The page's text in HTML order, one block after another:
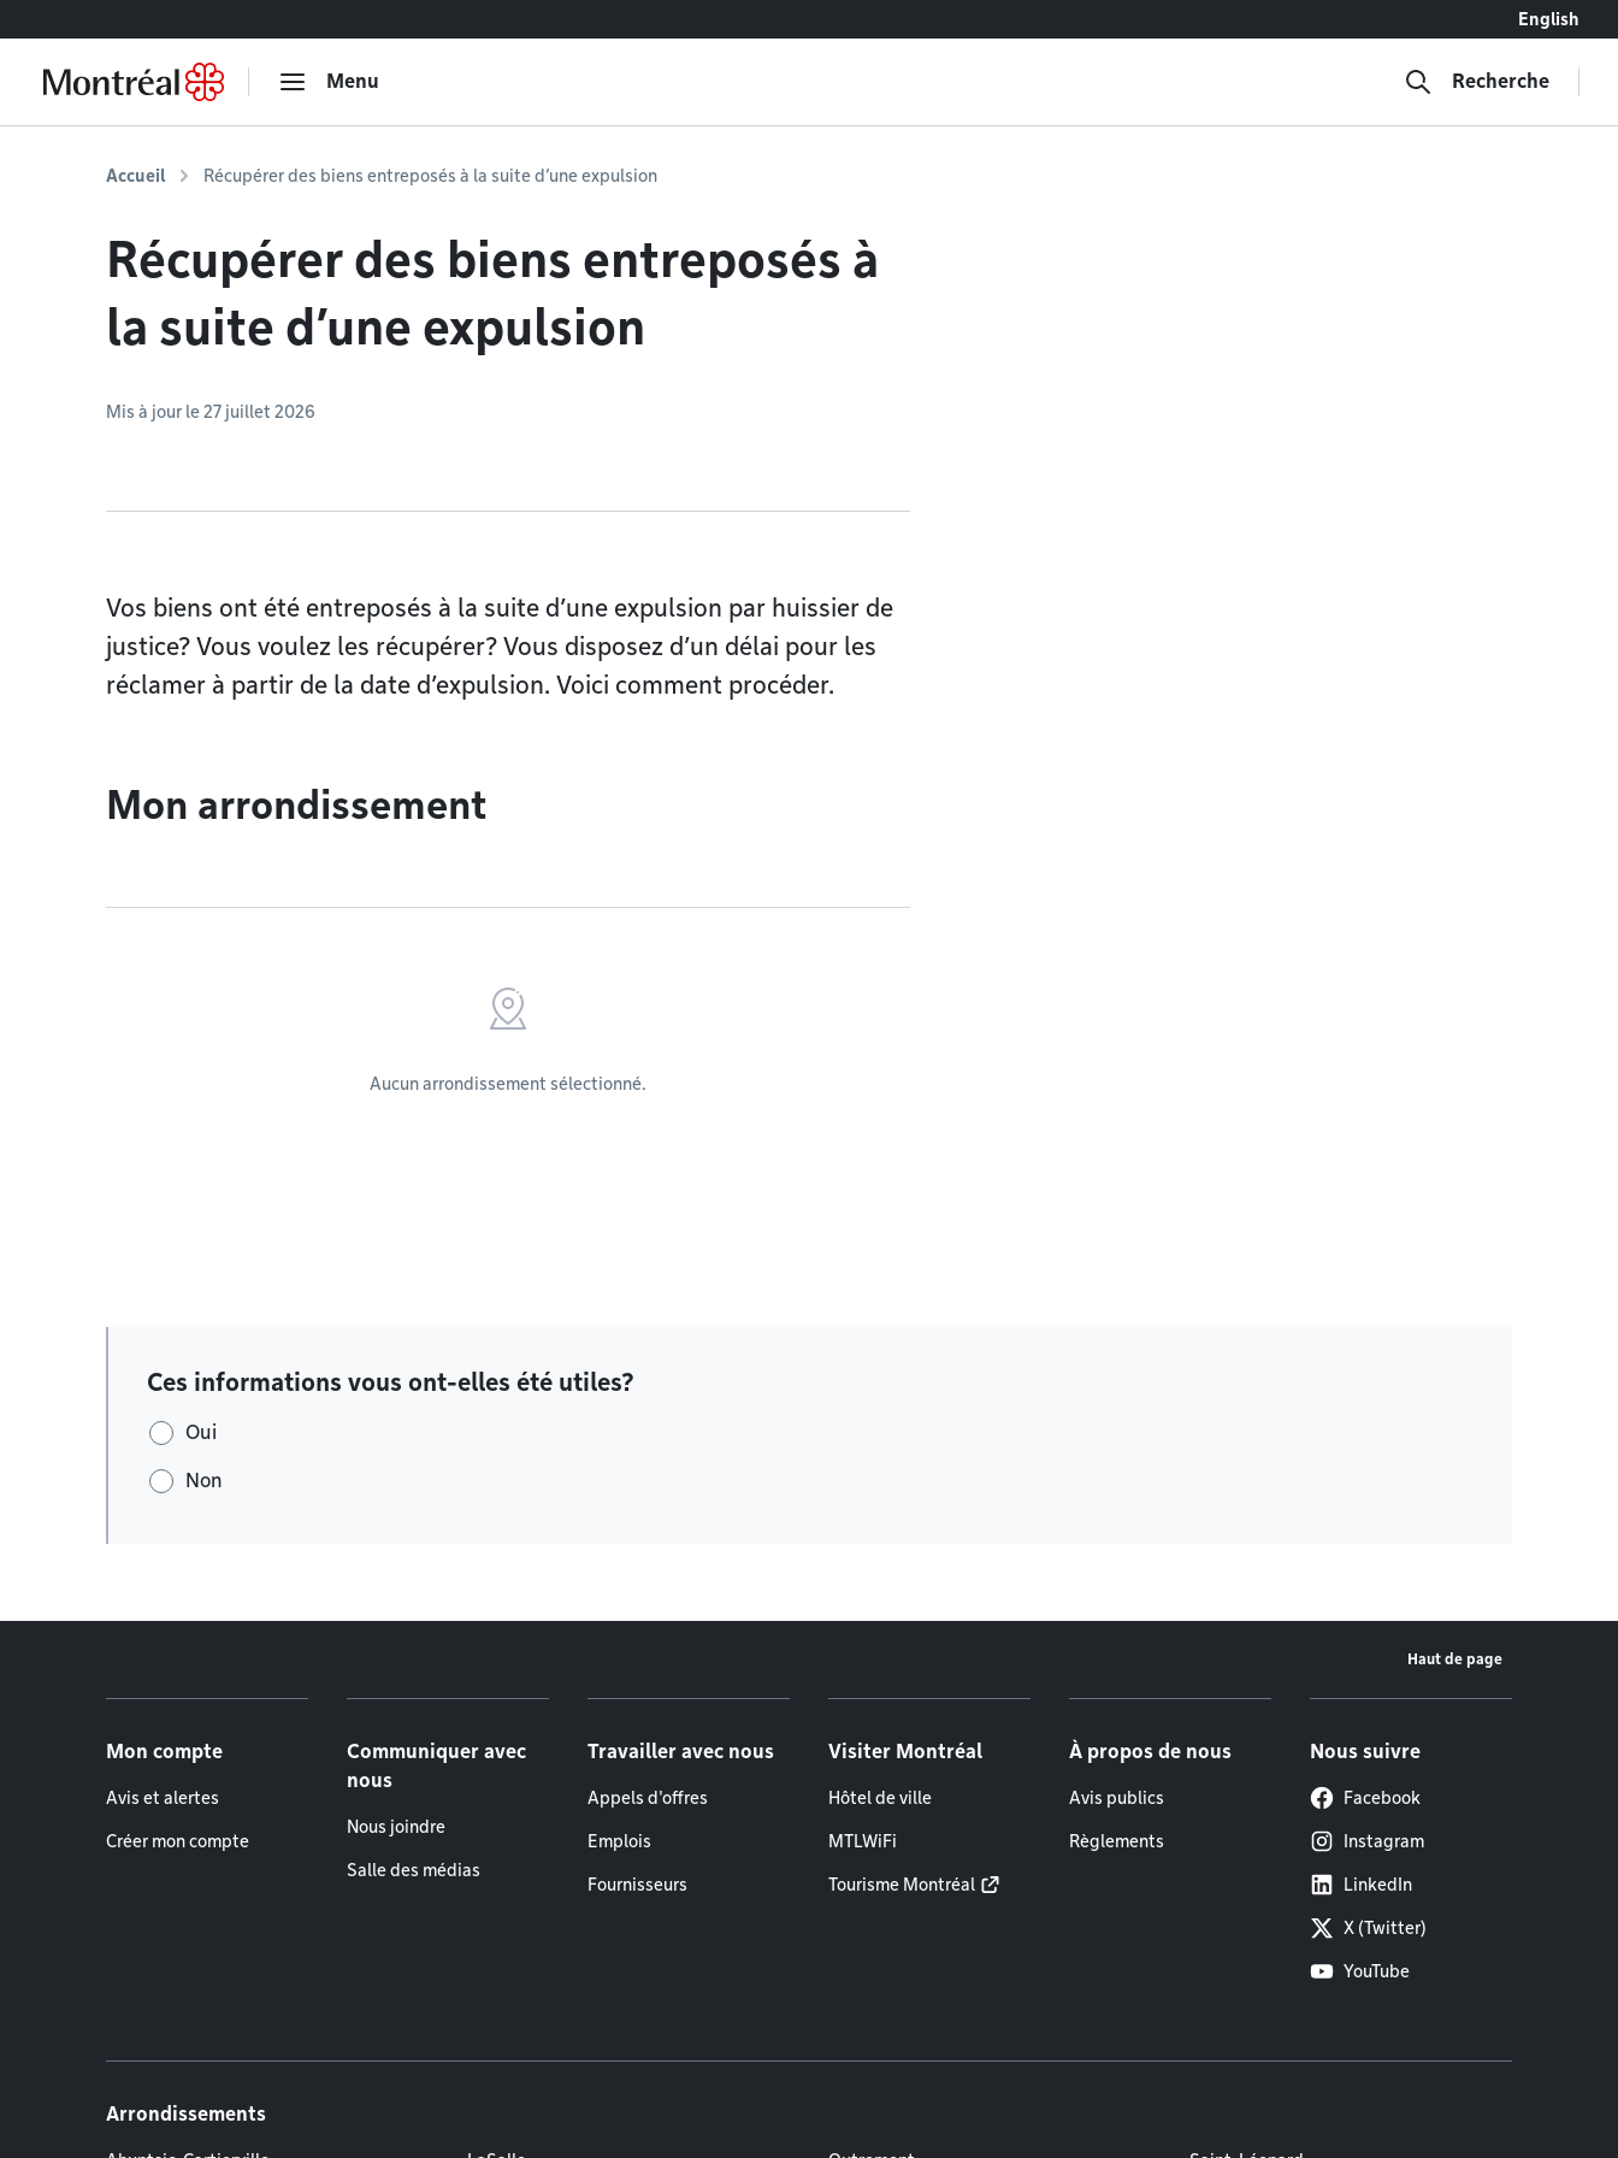
English
Menu Recherche
Accueil Récupérer des biens entreposés à la suite d’une expulsion
Récupérer des biens entreposés à
la suite d’une expulsion
Mis à jour le 27 juillet 2026
Vos biens ont été entreposés à la suite d’une expulsion par huissier de
justice? Vous voulez les récupérer? Vous disposez d’un délai pour les
réclamer à partir de la date d’expulsion. Voici comment procéder.
Mon arrondissement
Aucun arrondissement sélectionné.
Ces informations vous ont-elles été utiles?
Oui
Non
Haut de page
Mon compte
Avis et alertes
Créer mon compte
Communiquer avec
nous
Nous joindre
Salle des médias
Travailler avec nous
Appels d'offres
Emplois
Fournisseurs
Visiter Montréal
Hôtel de ville
MTLWiFi
Tourisme Montréal
À propos de nous
Avis publics
Règlements
Nous suivre
Facebook
Instagram
LinkedIn
X (Twitter)
YouTube
Arrondissements